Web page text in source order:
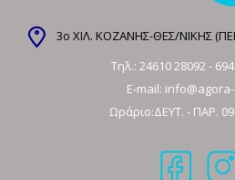
3ο ΧΙΛ. ΚΟΖΑΝΗΣ-ΘΕΣ/ΝΙΚΗΣ
Τηλ.: 24610 28092-
E-mail:
Ωράριο:ΔΕΥΤ. - ΠΑΡ.